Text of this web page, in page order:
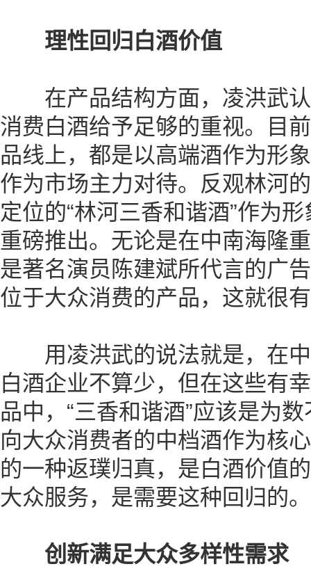
理性回归白酒价值
在产品结构方面，凌洪武认
消费白酒给予足够的重视。目
品线上，都是以高端酒作为形
作为市场主力对待。反观林河
定位的“林河三香和谐酒”作为
重磅推出。无论是在中南海隆
是著名演员陈建斌所代言的广
位于大众消费的产品，这就很
用凌洪武的说法就是，在中
白酒企业不算少，但在这些有
品中，“三香和谐酒”应该是为
向大众消费者的中档酒作为核
的一种返璞归真，是白酒价值
大众服务，是需要这种回归的。
创新满足大众多样性需求